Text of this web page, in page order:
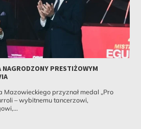
PRESTIŻOWYM
przyznał medal „Pro
– wybitnemu tancerzowi,